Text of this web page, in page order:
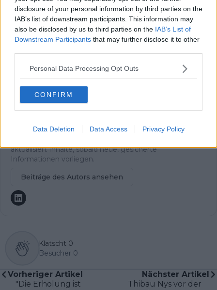
disclosure of your personal information by third parties on the
IAB’s list of downstream participants. This information may
also be disclosed by us to third parties on the IAB’s List of
Downstream Participants that may further disclose it to other
Personal Data Processing Opt Outs
CONFIRM
Data Deletion Data Access Privacy Policy
für eine Tageszeitung. Für Radsportaktuell.de berichtet er
über den professionellen Radsport und begleitet das
Geschehen von der WorldTour bis zu wichtigen
nationalen und internationalen Rennen. Sein
Schwerpunkt liegt auf Vorberichten,
Rennzusammenfassungen und Analysen, mit denen er
Bei seiner Arbeit wird Nic von den Kolleginnen und
Kollegen der Schwesterplattform CyclingUpToDate
unterstützt, wodurch er regelmäßig direkten Zugang zu
Teams, Fahrern und offiziellen Terminen erhält. Er arbeitet
aus der Nähe von München und steht kurz vor dem
seiner Berichterstattung legt er großen Wert auf
aktualisiert Inhalte, sobald neue, gesicherte
Informationen vorliegen.
Beiträge des Autors ansehen
Klatscht 0
Besucher 0
Vorheriger Artikel
"Die Erholung ist
Nächster Artikel
Thibau Nys vor der